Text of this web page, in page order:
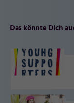
Das könnte Dich